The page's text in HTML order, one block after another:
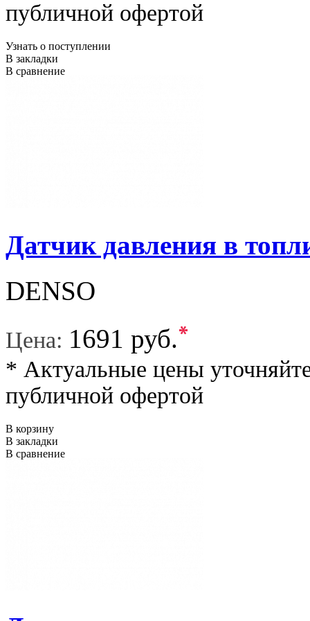
публичной офертой
Узнать о поступлении
В закладки
В сравнение
Датчик давления в
DENSO
Цена: 1691 руб.*
* Актуальные цены
публичной офертой
В корзину
В закладки
В сравнение